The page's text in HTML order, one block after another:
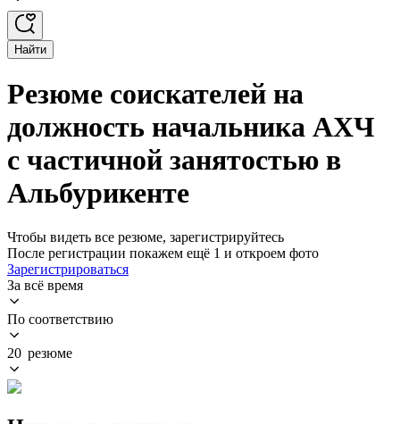
Найти
Резюме соискателей на
должность начальника АХЧ
с частичной занятостью в
Альбурикенте
Чтобы видеть все резюме, зарегистрируйтесь
После регистрации покажем ещё 1 и откроем фото
Зарегистрироваться
За всё время
По соответствию
20 резюме